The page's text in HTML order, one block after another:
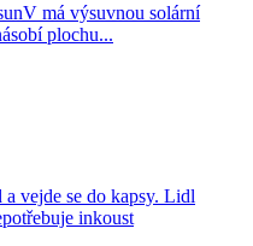
má výsuvnou solární
plochu...
vejde se do kapsy. Lidl
inkoust